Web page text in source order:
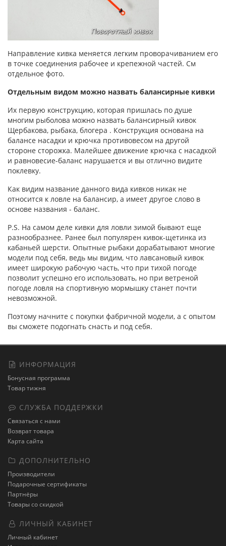
Направление кивка меняется легким проворачиванием его
в точке соединения рабочее и крепежной частей. См
отдельное фото.
Отдельным видом можно назвать балансирные кивки
Их первую конструкцию, которая пришлась по душе
многим рыболова можно назвать балансирный кивок
Щербакова, рыбака, блогера . Конструкция основана на
балансе насадки и крючка противовесом на другой
стороне сторожка. Малейшее движение крючка с насадкой
и равновесие-баланс нарушается и вы отлично видите
поклевку.
Как видим название данного вида кивков никак не
относится к ловле на балансир, а имеет другое слово в
основе названия - баланс.
P.S. На самом деле кивки для ловли зимой бывают еще
разнообразнее. Ранее был популярен кивок-щетинка из
кабаньей шерсти. Опытные рыбаки дорабатывают многие
модели под себя, ведь мы видим, что лавсановый кивок
имеет широкую рабочую часть, что при тихой погоде
позволит успешно его использовать, но при ветреной
погоде ловля на спортивную мормышку станет почти
невозможной.
Поэтому начните с покупки фабричной модели, а с опытом
вы сможете подогнать снасть и под себя.
ИНФОРМАЦИЯ
Бонусная программа
Товар тижня
СЛУЖБА ПОДДЕРЖКИ
Связаться с нами
Возврат товара
Карта сайта
ДОПОЛНИТЕЛЬНО
Производители
Подарочные сертификаты
Партнёры
Товары со скидкой
ЛИЧНЫЙ КАБИНЕТ
Личный кабинет